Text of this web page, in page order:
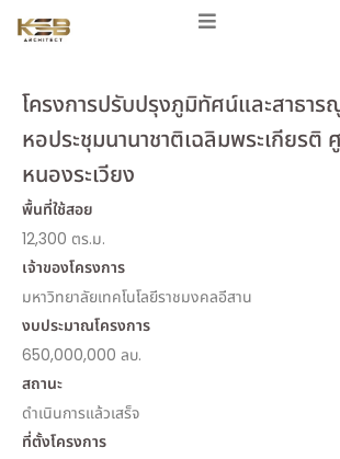
โครงการปรับปรุงภูมิทัศน์และสาธาร
หอประชุมนานาชาติเฉลิมพระเกียรติ
หนองระเวียง
พื้นที่ใช้สอย
12,300 ตร.ม.
เจ้าของโครงการ
มหาวิทยาลัยเทคโนโลยีราชมงคลอีสาน
งบประมาณโครงการ
650,000,000 ลบ.
สถานะ
ดำเนินการแล้วเสร็จ
ที่ตั้งโครงการ